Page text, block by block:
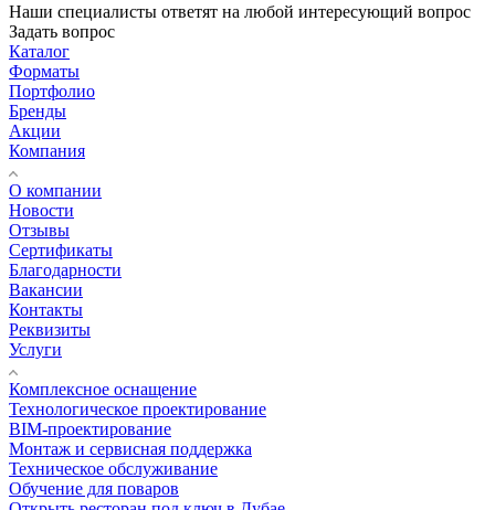
Наши специалисты ответят на любой интересующий вопрос
Задать вопрос
Каталог
Форматы
Портфолио
Бренды
Акции
Компания
О компании
Новости
Отзывы
Сертификаты
Благодарности
Вакансии
Контакты
Реквизиты
Услуги
Комплексное оснащение
Технологическое проектирование
BIM-проектирование
Монтаж и сервисная поддержка
Техническое обслуживание
Обучение для поваров